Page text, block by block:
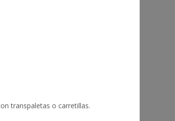
transpaletas o carretillas.